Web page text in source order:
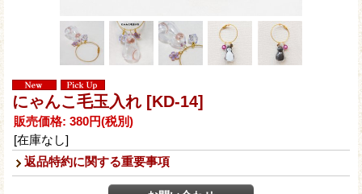
にゃんこ毛玉入れ [KD-14]
販売価格: 380円(税別)
[在庫なし]
返品特約に関する重要事項